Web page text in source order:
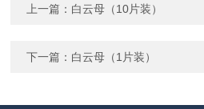
上一篇： 白云母（10片装）
下一篇： 白云母（1片装）